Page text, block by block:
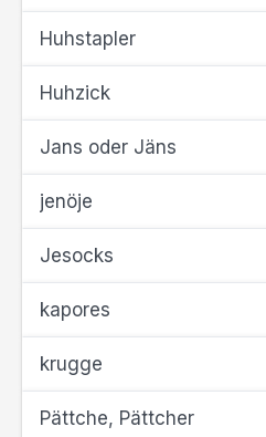
Huhstapler
Huhzick
Jans oder Jäns
jenöje
Jesocks
kapores
krugge
Pättche, Pättcher